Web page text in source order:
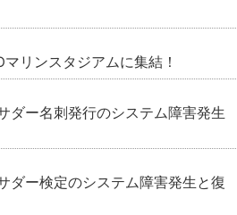
リンスタジアムに集結！
ダー名刺発行のシステム障害発生
ダー検定のシステム障害発生と復